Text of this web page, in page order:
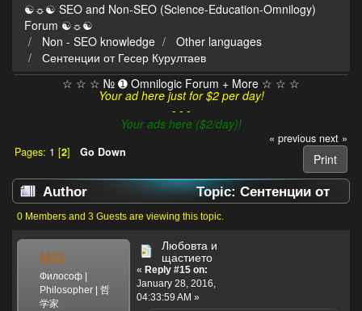
☯☼☯ SEO and Non-SEO (Science-Education-Omnilogy)
Forum ☯☼☯
Non - SEO knowledge
Other languages
Сентенции от Гесер Курултаев
☆ ☆ ☆ № ➊ Omnilogic Forum + More ☆ ☆ ☆
Your ad here just for $2 per day!
- - -
Your ads here ($2/day)!
« previous next »
Print
Pages: 1 [2] Go Down
Author
Topic: Сентенции от
Гесер Курултаев (Read 15146 times)
0 Members and 3 Guests are viewing this topic.
MSL
Философ |
Philosopher | 哲
学家
Любовта и
щастието
« Reply #15 on:
January 28, 2016,
04:33:59 AM »